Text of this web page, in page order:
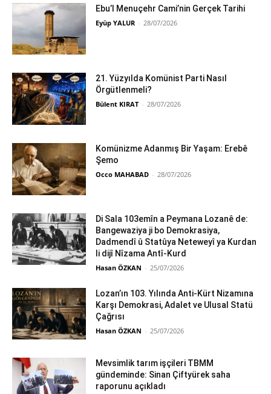
Ebu’l Menuçehr Cami’nin Gerçek Tarihi
Eyüp YALUR - 28/07/2026
21. Yüzyılda Komünist Parti Nasıl
Örgütlenmeli?
Bülent KIRAT - 28/07/2026
Komünizme Adanmış Bir Yaşam: Erebê
Şemo
Occo MAHABAD - 28/07/2026
Di Sala 103emîn a Peymana Lozanê de:
Bangewaziya ji bo Demokrasiya,
Dadmendî û Statûya Neteweyî ya Kurdan
li dijî Nîzama Antî-Kurd
Hasan ÖZKAN - 25/07/2026
Lozan’ın 103. Yılında Anti-Kürt Nizamına
Karşı Demokrasi, Adalet ve Ulusal Statü
Çağrısı
Hasan ÖZKAN - 25/07/2026
Mevsimlik tarım işçileri TBMM
gündeminde: Sinan Çiftyürek saha
raporunu açıkladı